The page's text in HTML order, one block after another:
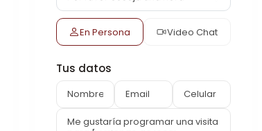
En Persona Video Chat
Tus datos